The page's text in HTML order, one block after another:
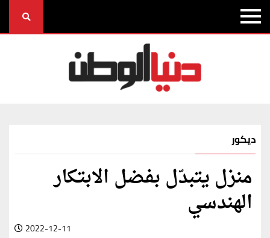
ديكور
منزل يتبدّل بفضل الابتكار
الهندسي
2022-12-11